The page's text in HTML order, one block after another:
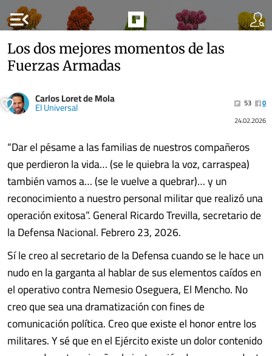
menu_open
Los dos mejores momentos de las
Fuerzas Armadas
Carlos Loret de Mola
El Universal 53
0
24.02.2026
“Dar el pésame a las familias de nuestros compañeros
que perdieron la vida… (se le quiebra la voz, carraspea)
también vamos a… (se le vuelve a quebrar)… y un
reconocimiento a nuestro personal militar que realizó una
operación exitosa”. General Ricardo Trevilla, secretario de
la Defensa Nacional. Febrero 23, 2026.
Sí le creo al secretario de la Defensa cuando se le hace un
nudo en la garganta al hablar de sus elementos caídos en
el operativo contra Nemesio Oseguera, El Mencho. No
creo que sea una dramatización con fines de
comunicación política. Creo que existe el honor entre los
militares. Y sé que en el Ejército existe un dolor contenido